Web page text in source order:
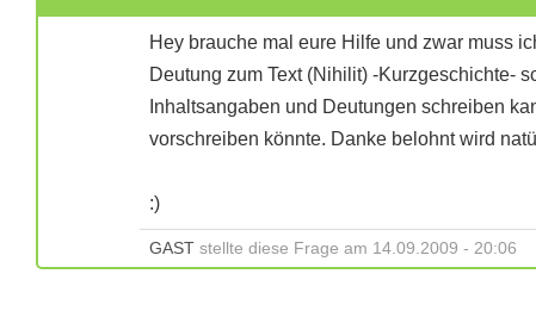
Hey brauche mal eure Hilfe und zwar muss
Deutung zum Text (Nihilit) -Kurzgeschichte-
Inhaltsangaben und Deutungen schreiben
vorschreiben könnte. Danke belohnt wird
:)
GAST stellte diese Frage am 14.09.2009 - 20:06